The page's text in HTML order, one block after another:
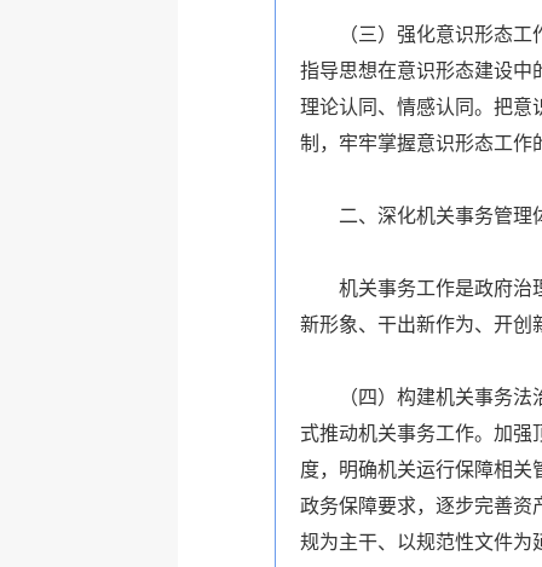
（三）强化意识形态
指导思想在意识形态建设中
理论认同、情感认同。把意
制，牢牢掌握意识形态工作
二、深化机关事务管
机关事务工作是政府治
新形象、干出新作为、开创
（四）构建机关事务
式推动机关事务工作。加强
度，明确机关运行保障相关
政务保障要求，逐步完善资
规为主干、以规范性文件为